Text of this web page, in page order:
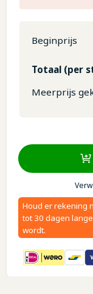
Meerprijs
Beginprijs
Totaal (per
Houd er rekening
tot 30 dagen
wordt.